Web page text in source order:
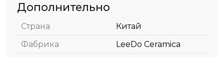
Дополнительно
Страна
Китай
Фабрика
LeeDo Ceramica